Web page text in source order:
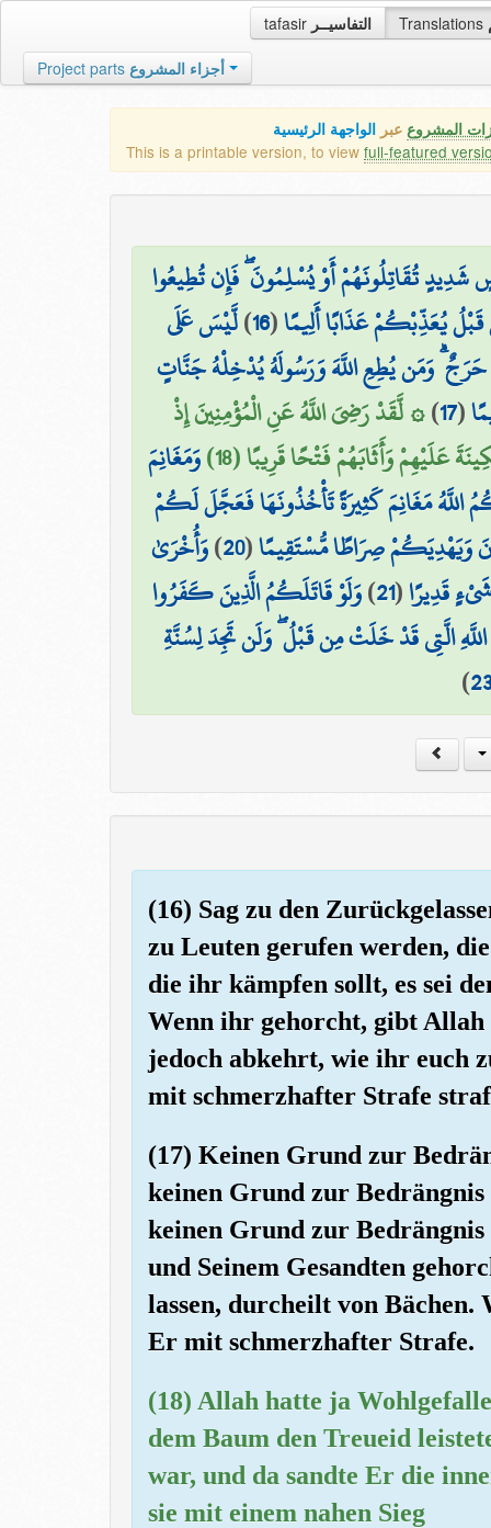
tafasir التفاسيــر Translations
Project parts أجزاء المشروع
المشروع عبر الواجهة الرئيسية
This is a printable version, to view full-featured
تُقَاتِلُونَهُمْ أَوْ يُسْلِمُونَ ۖ فَإِن تُطِيعُوا
يُعَذِّبْكُمْ عَذَابًا أَلِيمًا(
16
)لَّيْسَ عَلَى
وَمَن يُطِعِ اللَّهَ وَرَسُولَهُ يُدْخِلْهُ جَنَّاتٍ
(
17
)۞ لَّقَدْ رَضِيَ اللَّهُ عَنِ الْمُؤْمِنِينَ إِذْ
عَلَيْهِمْ وَأَثَابَهُمْ فَتْحًا قَرِيبًا (18)
وَمَغَانِمَ
مَغَانِمَ كَثِيرَةً تَأْخُذُونَهَا فَعَجَّلَ لَكُمْ
وَيَهْدِيَكُمْ صِرَاطًا مُّسْتَقِيمًا(
20
)وَأُخْرَىٰ
قَدِيرًا(
21
)وَلَوْ قَاتَلَكُمُ الَّذِينَ كَفَرُوا
الَّتِي قَدْ خَلَتْ مِن قَبْلُ ۖ وَلَن تَجِدَ لِسُنَّةِ
23
)
(16) Sag zu den
zu Leuten gerufen werden,
die ihr kämpfen sollt, es sei
Wenn ihr gehorcht, gibt Allah
jedoch abkehrt, wie ihr euch
mit schmerzhafter Strafe
(17) Keinen Grund zur
keinen Grund zur
keinen Grund zur
und Seinem Gesandten
lassen, durcheilt von
Er mit schmerzhafter Strafe.
(18) Allah hatte ja
dem Baum den Treueid
war, und da sandte Er die
sie mit einem nahen Sieg